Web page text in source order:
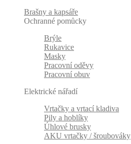
Brašny a kapsáře
Ochranné pomůcky
Brýle
Rukavice
Masky
Pracovní oděvy
Pracovní obuv
Elektrické nářadí
Vrtačky a vrtací kladiva
Pily a hoblíky
Úhlové brusky
AKU vrtačky / šroubováky